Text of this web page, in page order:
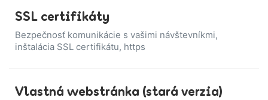
SSL certifikáty
Bezpečnosť komunikácie s vašimi návštevníkmi,
inštalácia SSL certifikátu, https
Vlastná webstránka (stará verzia)